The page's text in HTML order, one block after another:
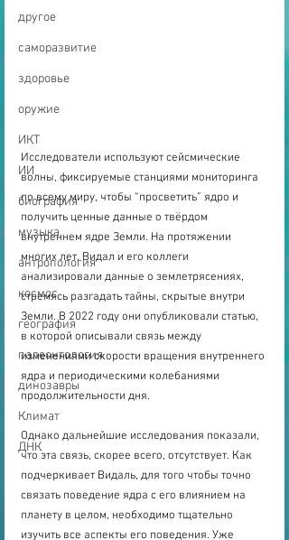
другое
саморазвитие
здоровье
оружие
ИКТ
ИИ
биография
музыка
антропология
космос
география
палеонтология
динозавры
Климат
ДНК
Исследователи используют сейсмические
волны, фиксируемые станциями мониторинга
по всему миру, чтобы “просветить” ядро и
получить ценные данные о твёрдом
внутреннем ядре Земли. На протяжении
многих лет, Видал и его коллеги
анализировали данные о землетрясениях,
стремясь разгадать тайны, скрытые внутри
Земли. В 2022 году они опубликовали статью,
в которой описывали связь между
изменениями скорости вращения внутреннего
ядра и периодическими колебаниями
продолжительности дня.
Однако дальнейшие исследования показали,
что эта связь, скорее всего, отсутствует. Как
подчеркивает Видаль, для того чтобы точно
связать поведение ядра с его влиянием на
планету в целом, необходимо тщательно
изучить все аспекты его поведения. Уже